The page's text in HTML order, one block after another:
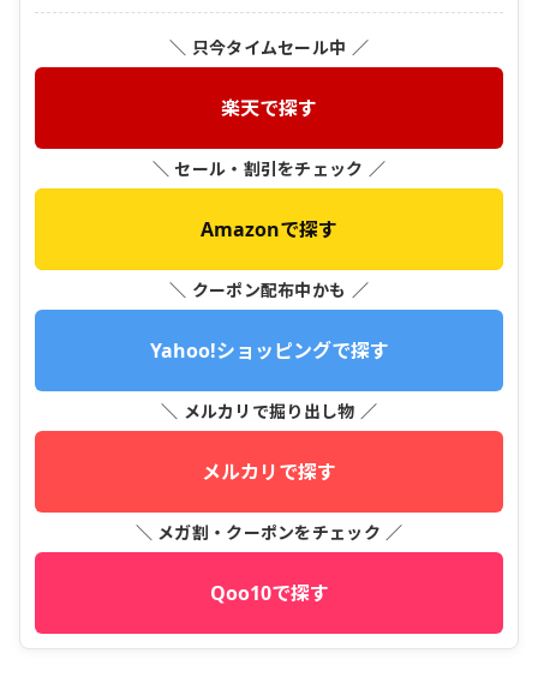
＼ 只今タイムセール中 ／
楽天で探す
＼ セール・割引をチェック ／
Amazonで探す
＼ クーポン配布中かも ／
Yahoo!ショッピングで探す
＼ メルカリで掘り出し物 ／
メルカリで探す
＼ メガ割・クーポンをチェック ／
Qoo10で探す